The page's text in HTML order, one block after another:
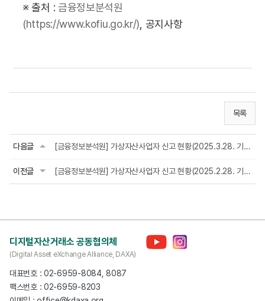
※ 출처 : 금융정보분석원
(https://www.kofiu.go.kr/) , 공지사항
목록
다음글 [금융정보분석원] 가상자산사업자 신고 현황(2025.3.28. 기준)
이전글 [금융정보분석원] 가상자산사업자 신고 현황(2025.2.28. 기준)
디지털자산거래소 공동협의체
(Digital Asset eXchange Alliance, DAXA)
대표번호 : 02-6959-8084, 8087
팩스번호 : 02-6959-8203